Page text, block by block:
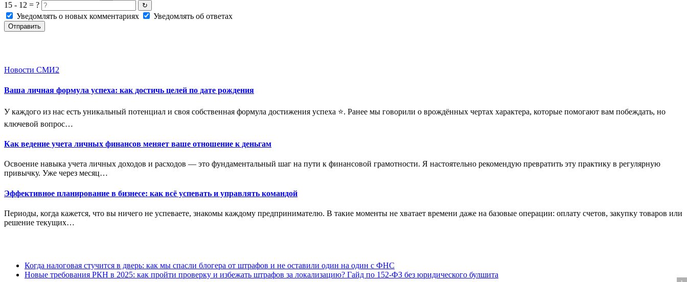
15 - 12 = ? ↻
Уведомлять о новых комментариях Уведомлять об ответах
Отправить
Новости СМИ2
Ваша личная формула успеха: как достичь целей по дате рождения
У каждого из нас есть уникальный потенциал и своя собственная формула достижения успеха ⭐️. Ранее мы говорили о врождённых чертах характера, которые помогают вам побеждать, но
ключевой вопрос…
Как ведение учета личных финансов меняет ваше отношение к деньгам
Освоение навыка учета личных доходов и расходов — это фундаментальный шаг на пути к финансовой грамотности. Я настоятельно рекомендую превратить эту практику в регулярную
привычку. Уже через месяц…
Эффективное планирование в бизнесе: как всё успевать и управлять командой
Периоды, когда кажется, что вы ничего не успеваете, знакомы каждому предпринимателю. В такие моменты не хватает времени даже на базовые операции: оплату счетов, закупку товаров или
решение текущих…
Когда налоговая стучится в дверь: как мы спасли блогера от штрафов и не оставили один на один с ФНС
Новые требования РКН в 2025: как пройти проверку и избежать штрафов за локализацию? Гайд по 152-ФЗ без юридического булшита